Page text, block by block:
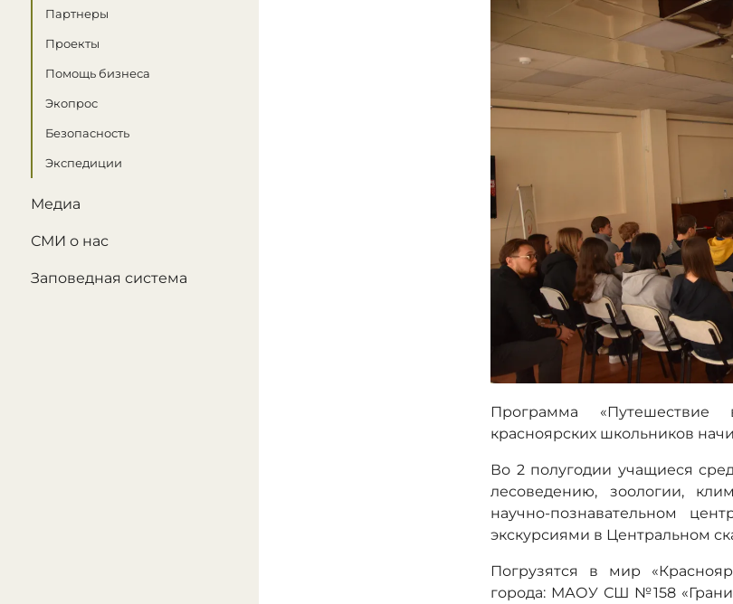
Партнеры
Проекты
Помощь бизнеса
Экопрос
Безопасность
Экспедиции
Медиа
СМИ о нас
Заповедная система
Программа
красноярских школьников
Во 2 полугодии учащиеся
лесоведению, зоологии,
научно-познавательном
экскурсиями в Центральном
Погрузятся в мир
города: МАОУ СШ №158